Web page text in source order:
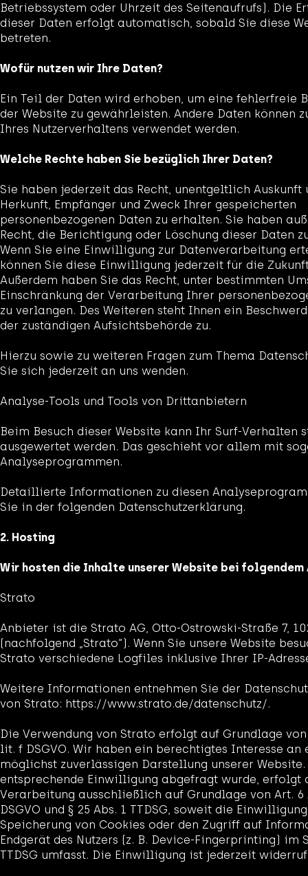
Betriebssystem oder Uhrzeit des Seitenaufrufs). Die
dieser Daten erfolgt automatisch, sobald Sie diese
betreten.
Wofür nutzen wir Ihre Daten?
Ein Teil der Daten wird erhoben, um eine fehlerfreie
der Website zu gewährleisten. Andere Daten können
Ihres Nutzerverhaltens verwendet werden.
Welche Rechte haben Sie bezüglich Ihrer Daten?
Sie haben jederzeit das Recht, unentgeltlich Auskunft
Herkunft, Empfänger und Zweck Ihrer gespeicherten
personenbezogenen Daten zu erhalten. Sie haben
Recht, die Berichtigung oder Löschung dieser Daten
Wenn Sie eine Einwilligung zur Datenverarbeitung
können Sie diese Einwilligung jederzeit für die
Außerdem haben Sie das Recht, unter bestimmten
Einschränkung der Verarbeitung Ihrer
zu verlangen. Des Weiteren steht Ihnen ein
der zuständigen Aufsichtsbehörde zu.
Hierzu sowie zu weiteren Fragen zum Thema
Sie sich jederzeit an uns wenden.
Analyse-Tools und Tools von Dritt­anbietern
Beim Besuch dieser Website kann Ihr Surf-Verhalten
ausgewertet werden. Das geschieht vor allem mit
Analyseprogrammen.
Detaillierte Informationen zu diesen
Sie in der folgenden Datenschutzerklärung.
2. Hosting
Wir hosten die Inhalte unserer Website bei folgendem
Strato
Anbieter ist die Strato AG, Otto-Ostrowski-Straße 7,
(nachfolgend „Strato“). Wenn Sie unsere Website
Strato verschiedene Logfiles inklusive Ihrer IP-
Weitere Informationen entnehmen Sie der
von Strato: https://www.strato.de/datenschutz/.
Die Verwendung von Strato erfolgt auf Grundlage von
lit. f DSGVO. Wir haben ein berechtigtes Interesse an
möglichst zuverlässigen Darstellung unserer
entsprechende Einwilligung abgefragt wurde, erfolgt
Verarbeitung ausschließlich auf Grundlage von Art. 6
DSGVO und § 25 Abs. 1 TTDSG, soweit die
Speicherung von Cookies oder den Zugriff auf
Endgerät des Nutzers (z. B. Device-Fingerprinting) im
TTDSG umfasst. Die Einwilligung ist jederzeit